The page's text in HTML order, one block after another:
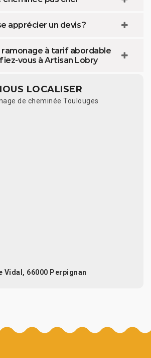
apprécier un devis ?
à tarif abordable
vous à Artisan Lobry
LOCALISER
de cheminée Toulouges
Vidal, 66000 Perpignan